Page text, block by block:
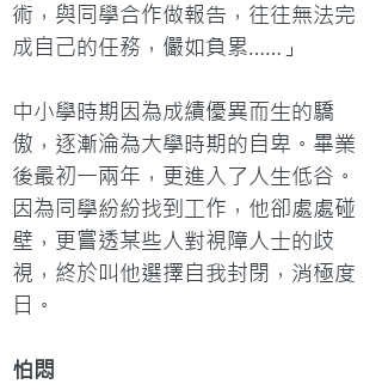
術，與同學合作做報告，往往無法完
成自己的任務，儼如負累……」
中小學時期因為成績優異而生的驕
傲，逐漸淪為大學時期的自卑。畢業
後最初一兩年，更進入了人生低谷。
因為同學紛紛找到工作，他卻處處碰
壁，更嘗透某些人對視障人士的歧
視，終於叫他選擇自我封閉，消極度
日。
怕悶